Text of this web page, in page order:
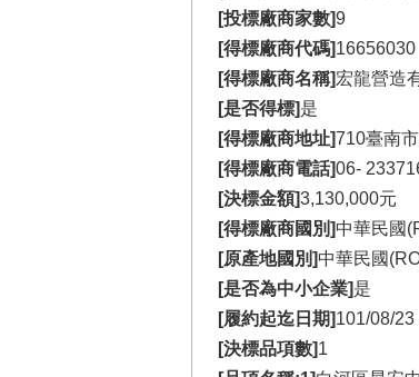
[投標廠商家數]9
[得標廠商代碼]16656030
[得標廠商名稱]宏龍營造
[是否得標]是
[得標廠商地址]710臺南
[得標廠商電話]06-
[決標金額]3,130,000元
[得標廠商國別]中華民國
[原產地國別]中華民國
[是否為中小企業]是
[履約起迄日期]101/08/
[決標品項數]1